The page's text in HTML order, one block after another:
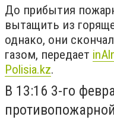
До прибытия
вытащить из
однако, они
газом, передает
Polisia.kz.
В 13:16 3-го